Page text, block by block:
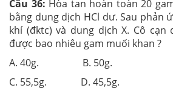
Câu 36: Hòa tan hoàn toàn 20
bằng dung dịch HCl dư. Sau phản
khí (đktc) và dung dịch X. Cô
được bao nhiêu gam muối khan ?
A. 40g. B. 50g.
C. 55,5g. D. 45,5g.